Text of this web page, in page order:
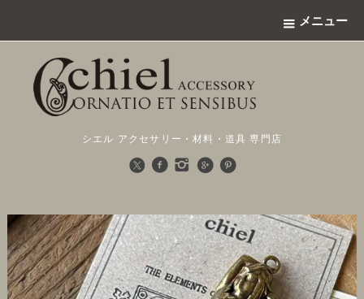
メニュー
シエル アクセサリー・材料・道具 専門店